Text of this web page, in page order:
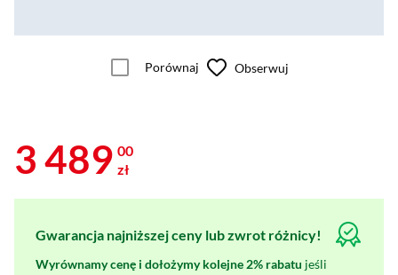
Porównaj Obserwuj
3 489 00
zł
Gwarancja najniższej ceny lub zwrot różnicy!
Wyrównamy cenę i dołożymy kolejne 2% rabatu jeśli